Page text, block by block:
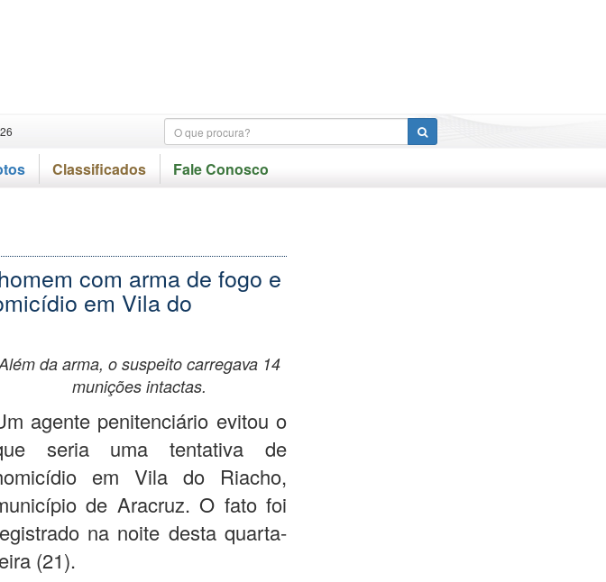
Classificados Fale Conosco
com arma de fogo e
em Vila do
da arma, o suspeito carregava 14
munições intactas.
agente penitenciário evitou o
seria uma tentativa de
em Vila do Riacho,
de Aracruz. O fato foi
na noite desta quarta-
(21).